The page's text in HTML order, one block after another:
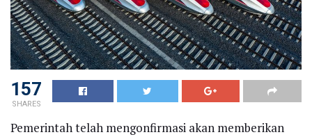
157
SHARES
Pemerintah telah mengonfirmasi akan memberikan